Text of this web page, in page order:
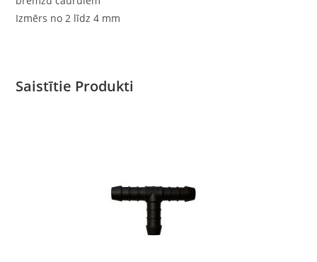
Izmērs no 2 līdz 4 mm
Saistītie Produkti